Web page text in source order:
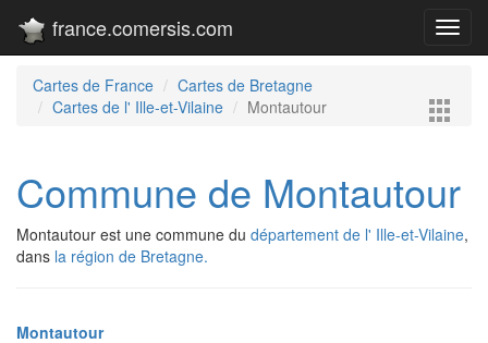
france.comersis.com
Cartes de France
Cartes de Bretagne
Cartes de l' Ille-et-Vilaine
Montautour
Commune de Montautour
Montautour est une commune du département de l' Ille-et-Vilaine,
dans la région de Bretagne.
Montautour